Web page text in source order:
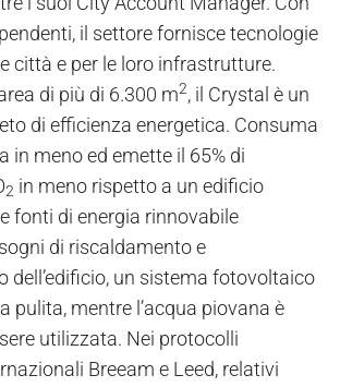
il settore fornisce tecnologie
città e per le loro infrastrutture.
di più di 6.300 m2, il Crystal è un
di efficienza energetica. Consuma
in meno ed emette il 65% di
2 in meno rispetto a un edificio
fonti di energia rinnovabile
di riscaldamento e
dell’edificio, un sistema fotovoltaico
pulita, mentre l’acqua piovana è
utilizzata. Nei protocolli
Breeam e Leed, relativi